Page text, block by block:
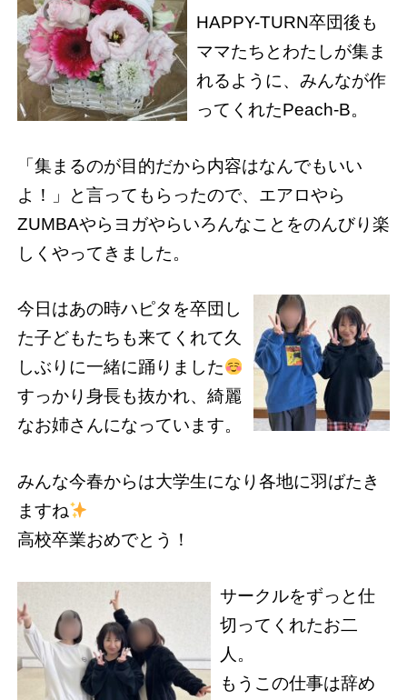
HAPPY-TURN卒団後も
ママたちとわたしが集ま
れるように、みんなが作
ってくれたPeach-B。
「集まるのが目的だから内容はなんでもいい
よ！」と言ってもらったので、エアロやら
ZUMBAやらヨガやらいろんなことをのんびり楽
しくやってきました。
今日はあの時ハピタを卒団し
た子どもたちも来てくれて久
しぶりに一緒に踊りました
すっかり身長も抜かれ、綺麗
なお姉さんになっています。
みんな今春からは大学生になり各地に羽ばたき
ますね
高校卒業おめでとう！
サークルをずっと仕
切ってくれたお二
人。
もうこの仕事は辞め